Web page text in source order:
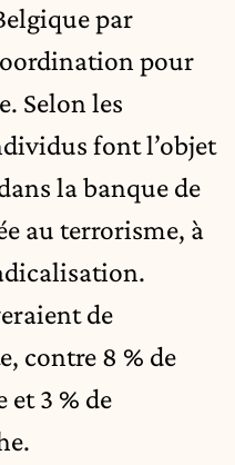
par
pour
Selon les
font l’objet
la banque de
au terrorisme, à
de
contre 8 % de
et 3 % de